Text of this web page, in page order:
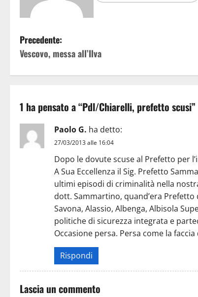
Precedente:
Vescovo, messa all’Ilva
1 ha pensato a “Pdl/Chiarelli, prefetto scusi”
Paolo G. ha detto:
27/03/2013 alle 16:04
Dopo le dovute scuse al Prefetto per
A Sua Eccellenza il Sig. Prefetto
ultimi episodi di criminalità nella
dott. Sammartino, quand’era
Savona, Alassio, Albenga, Albisola
politiche di sicurezza integrata e
Occasione persa. Persa come la
Rispondi
Lascia un commento